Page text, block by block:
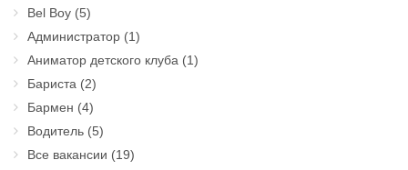
Bel Boy (5)
Администратор (1)
Аниматор детского клуба (1)
Бариста (2)
Бармен (4)
Водитель (5)
Все вакансии (19)